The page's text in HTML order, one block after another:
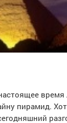
время
пирамид.